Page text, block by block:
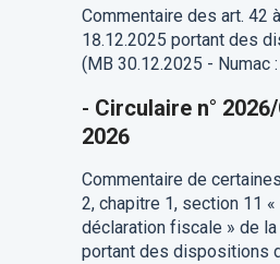
Commentaire des art. 42
18.12.2025 portant des
(MB 30.12.2025 - Numac
- Circulaire n°
2026
Commentaire de
2, chapitre 1, section 11
déclaration fiscale » de
portant des dispositions